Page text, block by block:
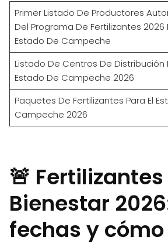
Primer Listado De Productores
Del Programa De Fertilizantes 2026
Estado De Campeche
Listado De Centros De Distribución
Estado De Campeche 2026
Paquetes De Fertilizantes Para El
Campeche 2026
🚨
Bienestar
fechas y